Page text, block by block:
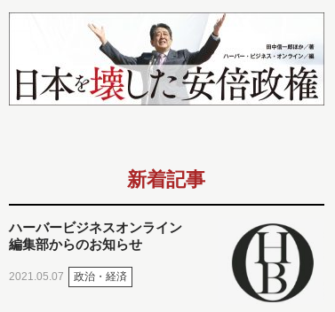
新着記事
ハーバービジネスオンライン
編集部からのお知らせ
2021.05.07 政治・経済